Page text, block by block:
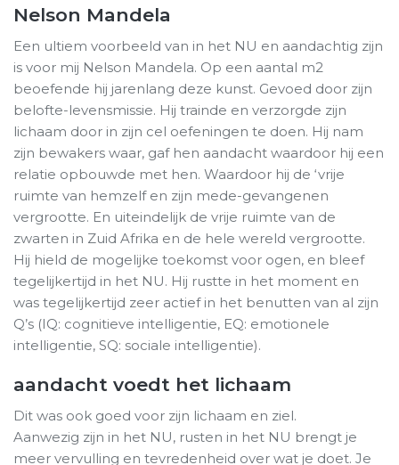
Nelson Mandela
Een ultiem voorbeeld van in het NU en aandachtig zijn
is voor mij Nelson Mandela. Op een aantal m2
beoefende hij jarenlang deze kunst. Gevoed door zijn
belofte-levensmissie. Hij trainde en verzorgde zijn
lichaam door in zijn cel oefeningen te doen. Hij nam
zijn bewakers waar, gaf hen aandacht waardoor hij een
relatie opbouwde met hen. Waardoor hij de ‘vrije
ruimte van hemzelf en zijn mede-gevangenen
vergrootte. En uiteindelijk de vrije ruimte van de
zwarten in Zuid Afrika en de hele wereld vergrootte.
Hij hield de mogelijke toekomst voor ogen, en bleef
tegelijkertijd in het NU. Hij rustte in het moment en
was tegelijkertijd zeer actief in het benutten van al zijn
Q’s (IQ: cognitieve intelligentie, EQ: emotionele
intelligentie, SQ: sociale intelligentie).
aandacht voedt het lichaam
Dit was ook goed voor zijn lichaam en ziel.
Aanwezig zijn in het NU, rusten in het NU brengt je
meer vervulling en tevredenheid over wat je doet. Je